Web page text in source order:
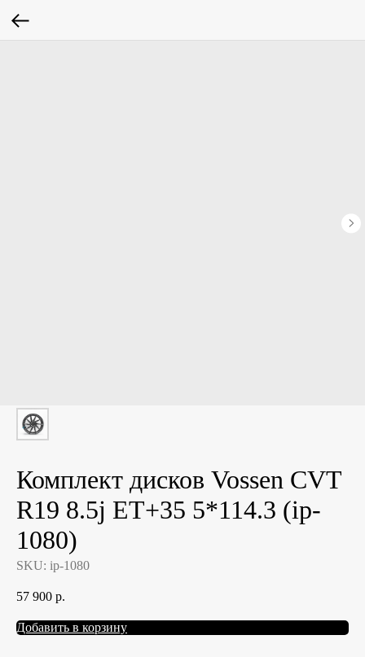
Комплект дисков Vossen CVT
R19 8.5j ET+35 5*114.3 (ip-
1080)
SKU: ip-1080
57 900 р.
Добавить в корзину